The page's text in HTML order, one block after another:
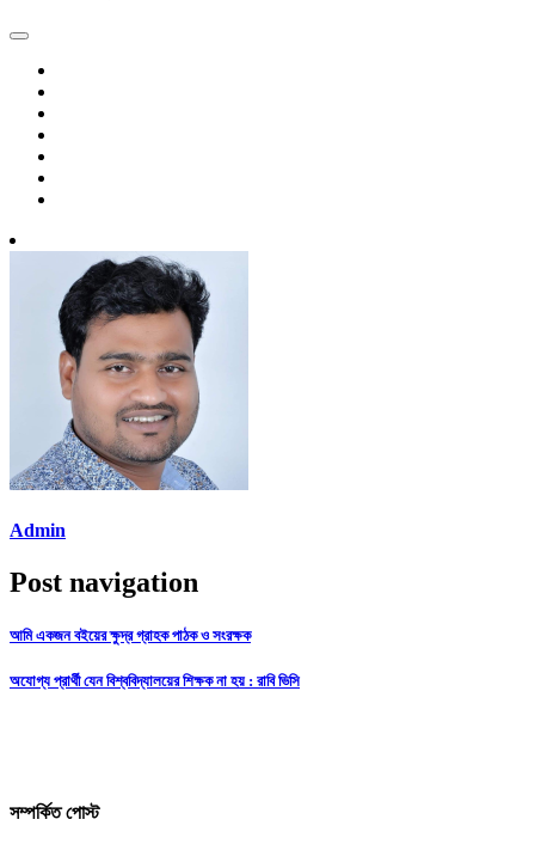
Admin
Post navigation
আমি একজন বইয়ের ক্ষুদ্র গ্রাহক পাঠক ও সংরক্ষক
অযোগ্য প্রার্থী যেন বিশ্ববিদ্যালয়ের শিক্ষক না হয় : রাবি ভিসি
সম্পর্কিত পোস্ট